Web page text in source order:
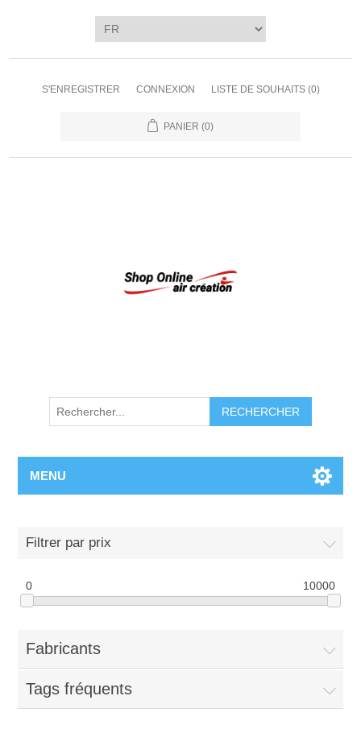
S'ENREGISTRER CONNEXION LISTE DE SOUHAITS (0)
PANIER (0)
RECHERCHER
MENU
Filtrer par prix
0 10000
Fabricants
Tags fréquents